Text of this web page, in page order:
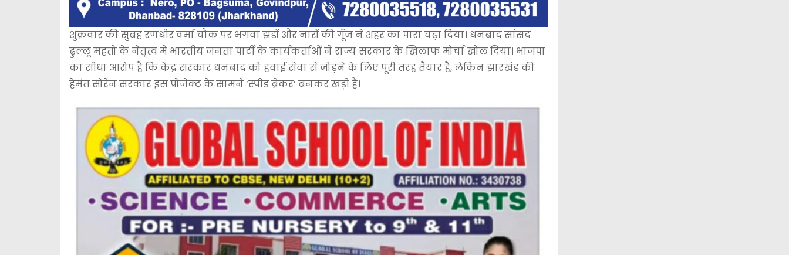
शुक्रवार की सुबह रणधीर वर्मा चौक पर भगवा झंडों और नारों की गूँज ने शहर का पारा चढ़ा दिया। धनबाद सांसद
ढुल्लू महतो के नेतृत्व में भारतीय जनता पार्टी के कार्यकर्ताओं ने राज्य सरकार के खिलाफ मोर्चा खोल दिया। भाजपा
का सीधा आरोप है कि केंद्र सरकार धनबाद को हवाई सेवा से जोड़ने के लिए पूरी तरह तैयार है, लेकिन झारखंड की
हेमंत सोरेन सरकार इस प्रोजेक्ट के सामने ‘स्पीड ब्रेकर’ बनकर खड़ी है।